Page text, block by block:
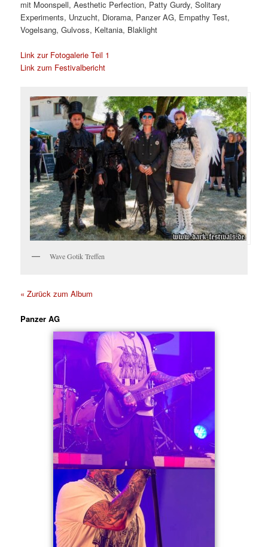
mit Moonspell, Aesthetic Perfection, Patty Gurdy, Solitary
Experiments, Unzucht, Diorama, Panzer AG, Empathy Test,
Vogelsang, Gulvoss, Keltania, Blaklight
Link zur Fotogalerie Teil 1
Link zum Festivalbericht
Wave Gotik Treffen
« Zurück zum Album
Panzer AG